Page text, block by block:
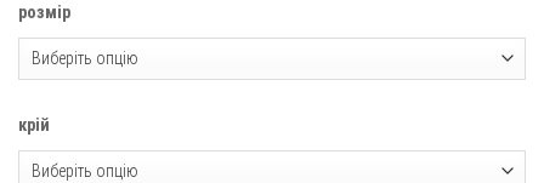
розмір
крій